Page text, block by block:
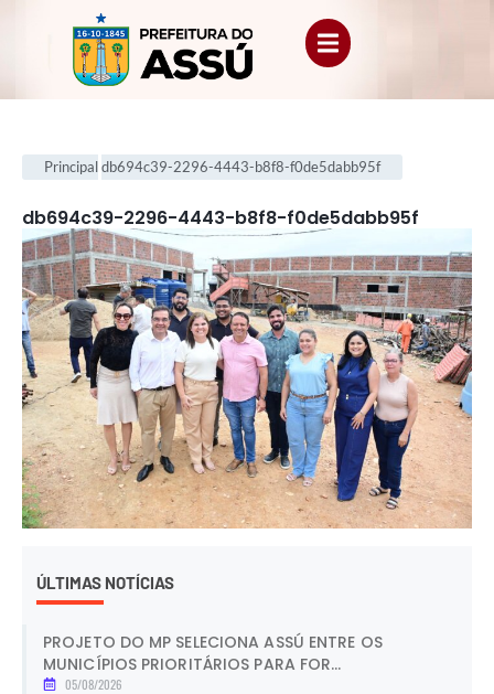
Principaldb694c39-2296-4443-b8f8-f0de5dabb95f
db694c39-2296-4443-b8f8-f0de5dabb95f
ÚLTIMAS NOTÍCIAS
PROJETO DO MP SELECIONA ASSÚ ENTRE OS
MUNICÍPIOS PRIORITÁRIOS PARA FOR...
05/08/2026